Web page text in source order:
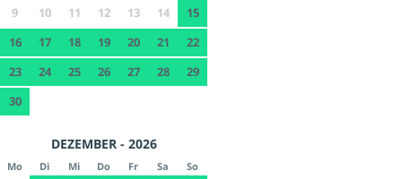
9
10 11 12 13 14
15
16
17 18 19 20 21
22
23
24 25 26 27 28
29
30
DEZEMBER - 2026
Mo Di Mi Do Fr Sa So